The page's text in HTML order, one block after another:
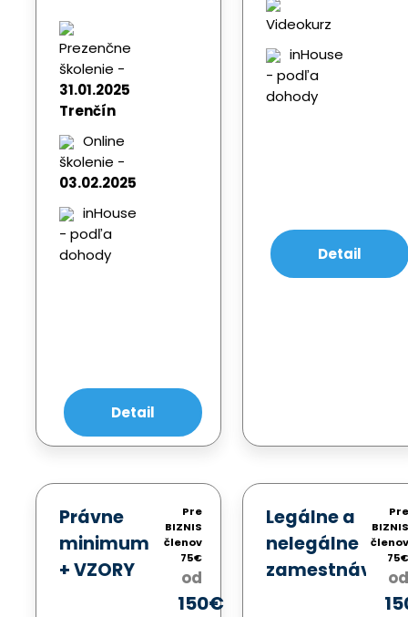
Prezenčne
školenie -
31.01.2025
Trenčín
Online
školenie -
03.02.2025
inHouse
- podľa
dohody
Detail
Videokurz
inHouse
- podľa
dohody
Detail
Právne
minimum
+ VZORY
Pre
BIZNIS
členov
75€
od
150€
Legálne a
nelegálne
Pre
BIZNIS
členov
75€
od